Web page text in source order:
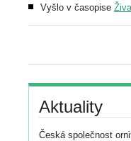
Vyšlo v časopise
Aktuality
Česká společnost